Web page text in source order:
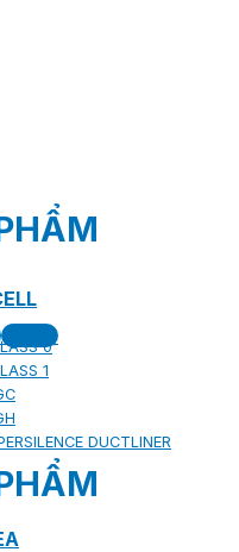
0
1
DUCTLINER
한국어